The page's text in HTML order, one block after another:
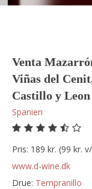
Venta
Viñas del
Castillo y Leon
Spanien
Pris: 189 kr. (99 kr.
www.d-wine.dk
Drue:
tempranillo